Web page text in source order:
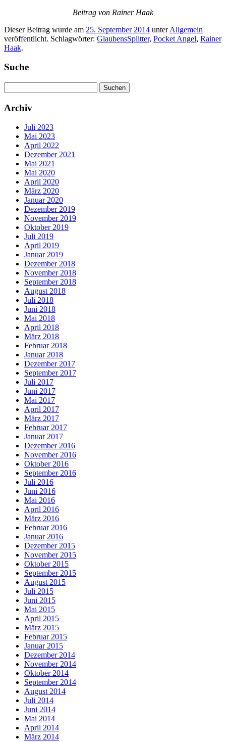
Beitrag von Rainer Haak
Dieser Beitrag wurde am 25. September 2014 unterAllgemein
veröffentlicht. Schlagwörter: GlaubensSplitter, Pocket Angel, Rainer
Haak.
Suche
nach:
Archiv
Juli 2023
Mai 2023
April 2022
Dezember 2021
Mai 2021
Mai 2020
April 2020
März 2020
Januar 2020
Dezember 2019
November 2019
Oktober 2019
Juli 2019
April 2019
Januar 2019
Dezember 2018
November 2018
September 2018
August 2018
Juli 2018
Juni 2018
Mai 2018
April 2018
März 2018
Februar 2018
Januar 2018
Dezember 2017
September 2017
Juli 2017
Juni 2017
Mai 2017
April 2017
März 2017
Februar 2017
Januar 2017
Dezember 2016
November 2016
Oktober 2016
September 2016
Juli 2016
Juni 2016
Mai 2016
April 2016
März 2016
Februar 2016
Januar 2016
Dezember 2015
November 2015
Oktober 2015
September 2015
August 2015
Juli 2015
Juni 2015
Mai 2015
April 2015
März 2015
Februar 2015
Januar 2015
Dezember 2014
November 2014
Oktober 2014
September 2014
August 2014
Juli 2014
Juni 2014
Mai 2014
April 2014
März 2014